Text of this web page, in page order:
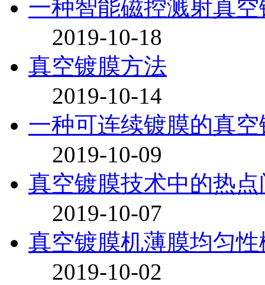
一种智能磁控溅射真
2019-10-18
真空镀膜方法
2019-10-14
一种可连续镀膜的真
2019-10-09
真空镀膜技术中的热点
2019-10-07
真空镀膜机薄膜均匀性
2019-10-02